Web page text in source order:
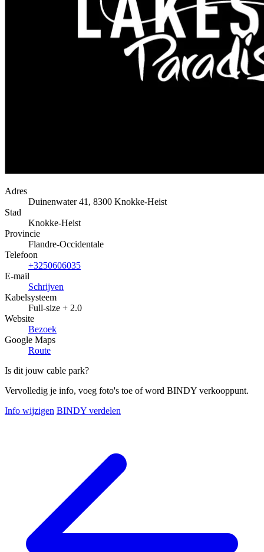
Adres
Duinenwater 41, 8300 Knokke-Heist
Stad
Knokke-Heist
Provincie
Flandre-Occidentale
Telefoon
+3250606035
E-mail
Schrijven
Kabelsysteem
Full-size + 2.0
Website
Bezoek
Google Maps
Route
Is dit jouw cable park?
Vervolledig je info, voeg foto's toe of word BINDY verkooppunt.
Info wijzigen BINDY verdelen